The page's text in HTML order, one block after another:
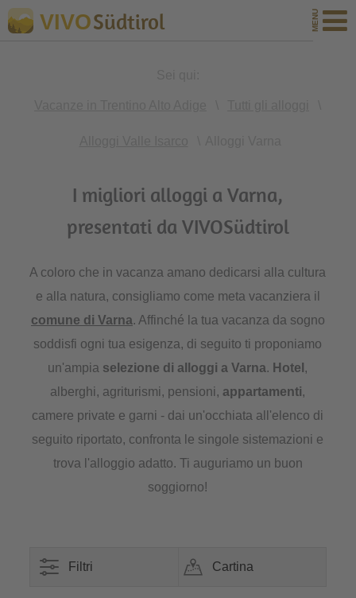
VIVOSüdtirol
I migliori alloggi a Varna,
presentati da VIVOSüdtirol
A coloro che in vacanza amano dedicarsi alla cultura
e alla natura, consigliamo come meta vacanziera il
comune di Varna. Affinché la tua vacanza da sogno
soddisfi ogni tua esigenza, di seguito ti proponiamo
un'ampia selezione di alloggi a Varna. Hotel ,
alberghi, agriturismi, pensioni, appartamenti,
camere private e garni - dai un'occhiata all'elenco di
seguito riportato, confronta le singole sistemazioni e
trova l'alloggio adatto. Ti auguriamo un buon
soggiorno!
Filtri Cartina